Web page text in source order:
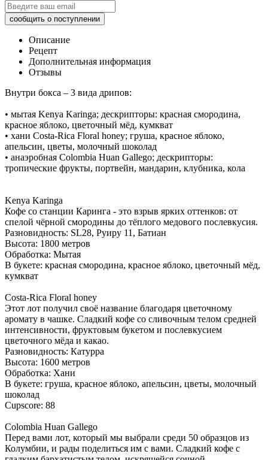
Описание
Рецепт
Дополнительная информация
Отзывы
Внутри бокса – 3 вида дрипов:
• мытая Kenya Karinga; дескрипторы: красная смородина,
красное яблоко, цветочный мёд, кумкват
• хани Costa-Rica Floral honey; груша, красное яблоко,
апельсин, цветы, молочный шоколад
• анаэробная Colombia Huan Gallego; дескрипторы:
тропические фрукты, портвейн, мандарин, клубника, кола
Kenya Karinga
Кофе со станции Каринга - это взрыв ярких оттенков: от
спелой чёрной смородины до тёплого медового послевкусия.
Разновидность: SL28, Руиру 11, Батиан
Высота: 1800 метров
Обработка: Мытая
В букете: красная смородина, красное яблоко, цветочный мёд,
кумкват
Costa-Rica Floral honey
Этот лот получил своё название благодаря цветочному
аромату в чашке. Сладкий кофе со сливочным телом средней
интенсивности, фруктовым букетом и послевкусием
цветочного мёда и какао.
Разновидность: Катурра
Высота: 1600 метров
Обработка: Хани
В букете: груша, красное яблоко, апельсин, цветы, молочный
шоколад
Cupscore: 88
Colombia Huan Gallego
Перед вами лот, который мы выбрали среди 50 образцов из
Колумбии, и рады поделиться им с вами. Сладкий кофе с